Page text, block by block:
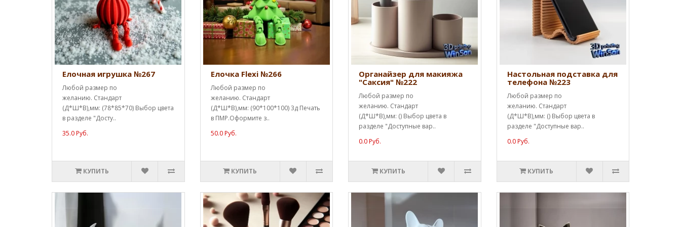
Елочная игрушка №267
Любой размер по
желанию. Стандарт
(Д*Ш*В),мм: (78*85*70) Выбор цвета
в разделе "Досту..
35.0 Руб.
КУПИТЬ
Елочка Flexi №266
Любой размер по
желанию. Стандарт
(Д*Ш*В),мм: (90*100*100) 3д Печать
в ПМР.Оформите з..
50.0 Руб.
КУПИТЬ
Органайзер для макияжа
"Саксия" №222
Любой размер по
желанию. Стандарт
(Д*Ш*В),мм: () Выбор цвета в
разделе "Доступные вар..
0.0 Руб.
КУПИТЬ
Настольная подставка для
телефона №223
Любой размер по
желанию. Стандарт
(Д*Ш*В),мм: () Выбор цвета в
разделе "Доступные вар..
0.0 Руб.
КУПИТЬ